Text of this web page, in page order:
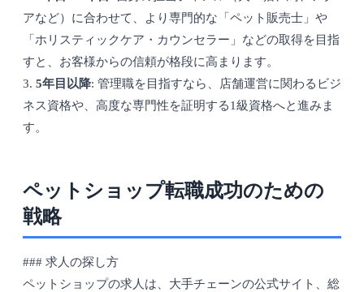
アなど）に合わせて、より専門的な「ペット販売士」や
「ホリスティックケア・カウンセラー」などの取得を目指
すと、お客様からの信頼が格段に高まります。
3. 5年目以降: 管理職を目指すなら、店舗運営に関わるビジ
ネス資格や、高度な専門性を証明する1級資格へと進みま
す。
ペットショップ転職成功のための
戦略
### 求人の探し方
ペットショップの求人は、大手チェーンの公式サイト、総